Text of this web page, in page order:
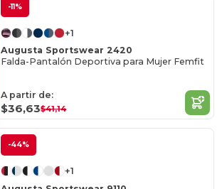
-11%
+1
Augusta Sportswear 2420
Falda-Pantalón Deportiva para Mujer Femfit
A partir de:
$36,63$41,14
-44%
+1